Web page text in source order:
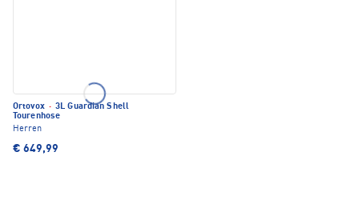
Ortovox · 3L Guardian Shell
Tourenhose
Herren
€ 649,99